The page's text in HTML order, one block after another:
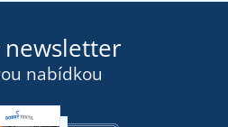
nabídkou